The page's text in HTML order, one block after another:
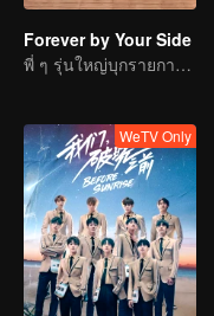
Forever by Your Side
พี่ ๆ รุ่นใหญ่บุกรายการวาไรตี้ความรัก
WeTV Only